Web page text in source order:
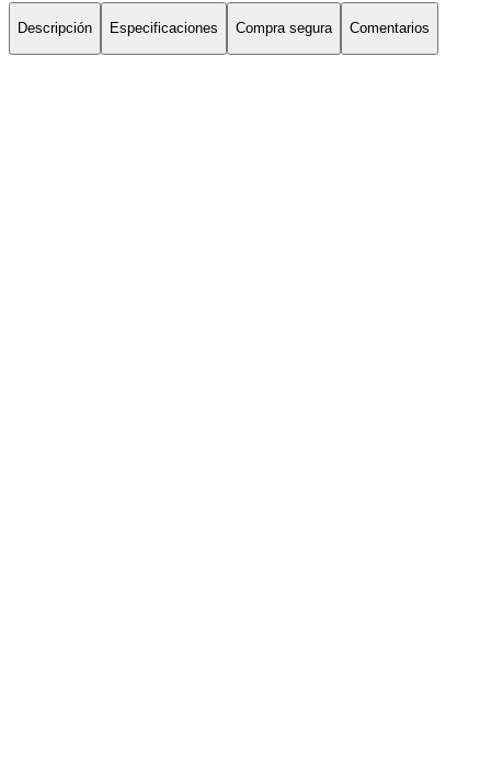
Descripción Especificaciones Compra segura Comentarios